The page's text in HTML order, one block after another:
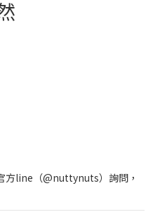
方line（@nuttynuts）詢問，